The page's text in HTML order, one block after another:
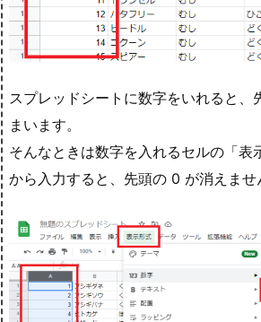
スプレッドシートに数字をいれると、
まいます。
そんなときは数字を入れるセルの「表
から入力すると、先頭の 0 が消えませ